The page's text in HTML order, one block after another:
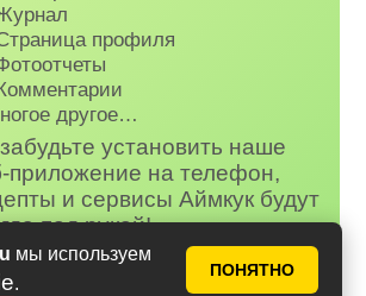
мы используем
.
ПОНЯТНО
профиля
другое…
установить наше
приложение на телефон,
и сервисы Аймкук будут
под рукой!
(iOS),Андроид